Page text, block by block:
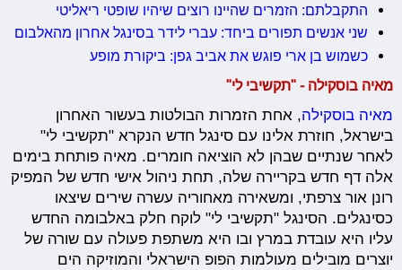
התקבלתם: הזמרים שהיינו רוצים שיהיו שופטי ריאליטי
שני אנשים תפורים ביחד: עברי לידר בסינגל אחרון מהאלבום
כשמוש בן ארי פוגש את אביב גפן: ביקורת מופע
מאיה בוסקילה - "תקשיבי לי"
מאיה בוסקילה, אחת הזמרות הבולטות בעשור האחרון
בישראל, חוזרת אלינו עם סינגל חדש הנקרא "תקשיבי לי"
לאחר שנתיים שבהן לא הוציאה חומרים. מאיה פותחת בימים
אלה דף חדש בקריירה שלה, תחת ניהול אישי חדש של המפיק
רונן אור צרפתי, ומשאירה מאחוריה עשרה שירים שיצאו
כסינגלים. הסינגל "תקשיבי לי" לוקח חלק באלבומה החדש
עליו היא עובדת במרץ ובו היא משתפת פעולה עם שורה של
יוצרים מובילים מעולמות הפופ הישראלי והמוזיקה הים